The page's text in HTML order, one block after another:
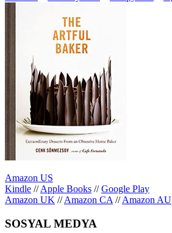
Amazon US
Kindle //Apple Books //Google Play
Amazon UK //Amazon CA //Amazon AU
SOSYAL MEDYA